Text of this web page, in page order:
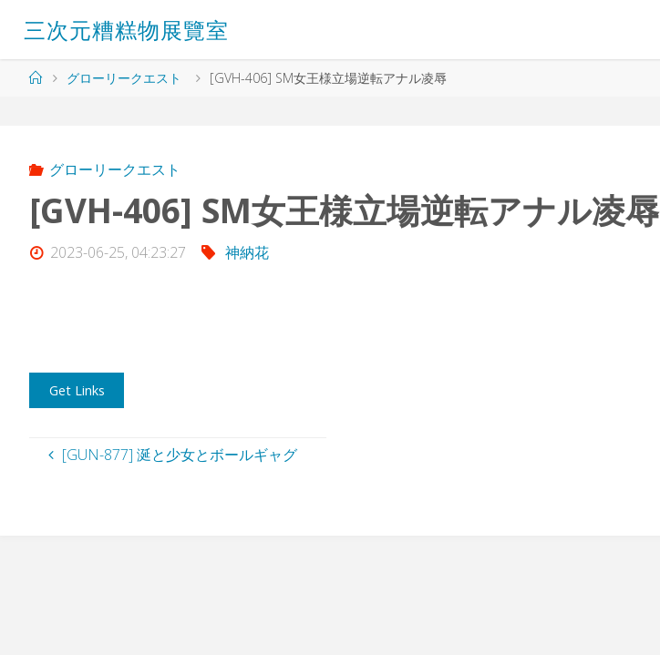
三次元糟糕物展覽室
ホ
グローリークエスト [GVH-406] SM女王様立場逆転アナル凌辱
グローリークエスト
[GVH-406] SM女王様立場逆転アナル凌辱
2023-06-25, 04:23:27 神納花
[GUN-877] 涎と少女とボールギャグ